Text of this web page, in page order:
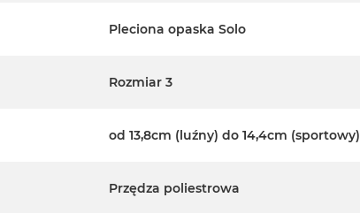
Pleciona opaska Solo
Rozmiar 3
od 13,8cm (luźny) do 14,4cm (sportowy)
Przędza poliestrowa